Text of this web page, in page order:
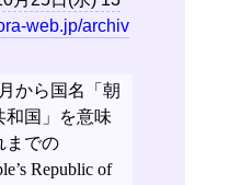
web.jp/archiv
から国名「朝
和国」を意味
までの
Republic of